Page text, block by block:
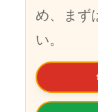
め、まず
い。